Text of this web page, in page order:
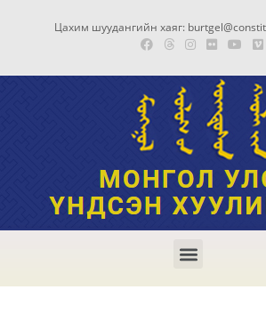
Цахим шуудангийн хаяг: